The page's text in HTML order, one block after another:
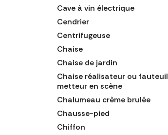
Cave à vin électrique
Cendrier
Centrifugeuse
Chaise
Chaise de jardin
Chaise réalisateur ou fauteuil
metteur en scène
Chalumeau crème brulée
Chausse-pied
Chiffon